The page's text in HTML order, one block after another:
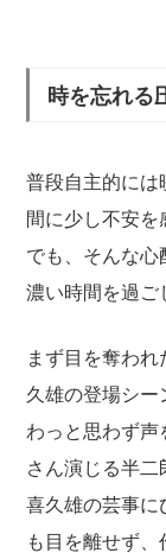
時を忘れる
普段自主的には
間に少し不安を
でも、そんな心
濃い時間を過ご
まず目を奪わ
久雄の登場シー
わっと思わず声
さん演じる半二
喜久雄の芸事に
も目を離せず